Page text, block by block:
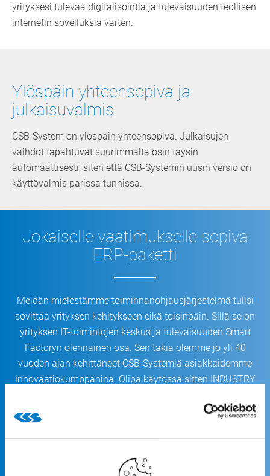
yrityksesi tulevaa digitalisointia ja tulevaisuuden teollisen
internetin sovelluksia varten.
Ylöspäin yhteensopiva ja
julkaisuvalmis
CSB-System on ylöspäin yhteensopiva. Julkaisujen
vaihdot tapahtuvat suurimmalta osin täysin
automaattisesti, siten että CSB-Systemin uusin versio on
käyttövalmis parissa tunnissa.
Jokaiselle vaatimukselle sopiva
ERP-paketti
Meidän mielestämme toiminnanohjausjärjestelmä tulisi
sovittaa yrityksen kehitykseen eikä toisinpäin. Sillä se on
yrityksen IT-toimintojen keskus ja tulevaisuuden Smart
Factoryn olennainen osa. Sen takia olemme jo yli 40
vuoden ajan kehittäneet CSB-Systemiä asiakkaidemme
innovaatiokumppanina. Olipa käytössä sitten INDUSTRY
kaikki toimialakohtaiset vaatimukset, on ylöspäin
yhteensopiva ja sitä voi laajentaa joustavasti asteittain,
asiakkaiden toiveiden ja tarpeiden mukaisesti.